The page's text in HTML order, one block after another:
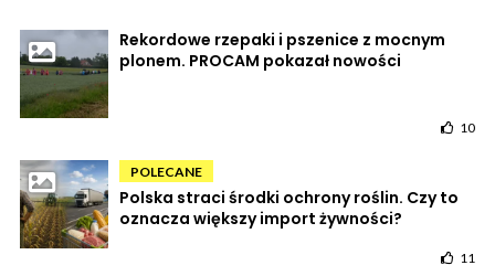
Rekordowe rzepaki i pszenice z mocnym
plonem. PROCAM pokazał nowości
10
POLECANE
Polska straci środki ochrony roślin. Czy to
oznacza większy import żywności?
11